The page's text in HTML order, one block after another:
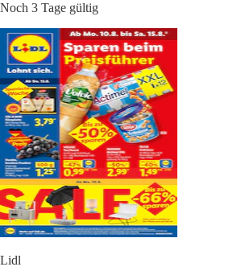
Noch 3 Tage gültig
Lidl